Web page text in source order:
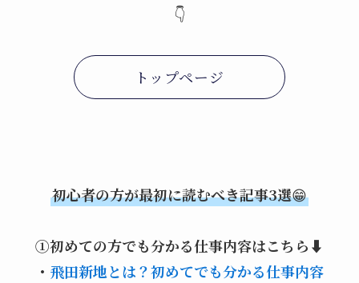
👇
トップページ
初心者の方が最初に読むべき記事3選😁
①初めての方でも分かる仕事内容はこちら⬇️
・ 飛田新地とは？初めてでも分かる仕事内容